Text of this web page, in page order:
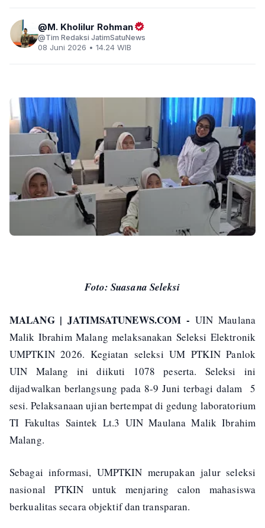
M. Kholilur Rohman
Tim Redaksi JatimSatuNews
08 Juni 2026 • 14.24 WIB
Foto: Suasana Seleksi
MALANG | JATIMSATUNEWS.COM -UIN Maulana
Malik Ibrahim Malang melaksanakan Seleksi Elektronik
UMPTKIN 2026. Kegiatan seleksi UM PTKIN Panlok
UIN Malang ini diikuti 1078 peserta. Seleksi ini
dijadwalkan berlangsung pada 8-9 Juni terbagi dalam 5
sesi. Pelaksanaan ujian bertempat di gedung laboratorium
TI Fakultas Saintek Lt.3 UIN Maulana Malik Ibrahim
Malang.
Sebagai informasi, UMPTKIN merupakan jalur seleksi
nasional PTKIN untuk menjaring calon mahasiswa
berkualitas secara objektif dan transparan.